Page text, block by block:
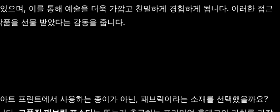
며, 이를 통해 예술을 더욱 가깝고 친밀하게 경험하게 됩니다. 이러한 접근
을 선물 받았다는 감동을 줍니다.
프린트에서 사용하는 종이가 아닌, 패브릭이라는 소재를 선택했을까요?